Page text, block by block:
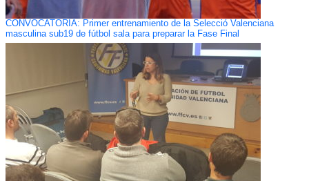
CONVOCATORIA: Primer entrenamiento de la Selecció Valenciana
masculina sub19 de fútbol sala para preparar la Fase Final